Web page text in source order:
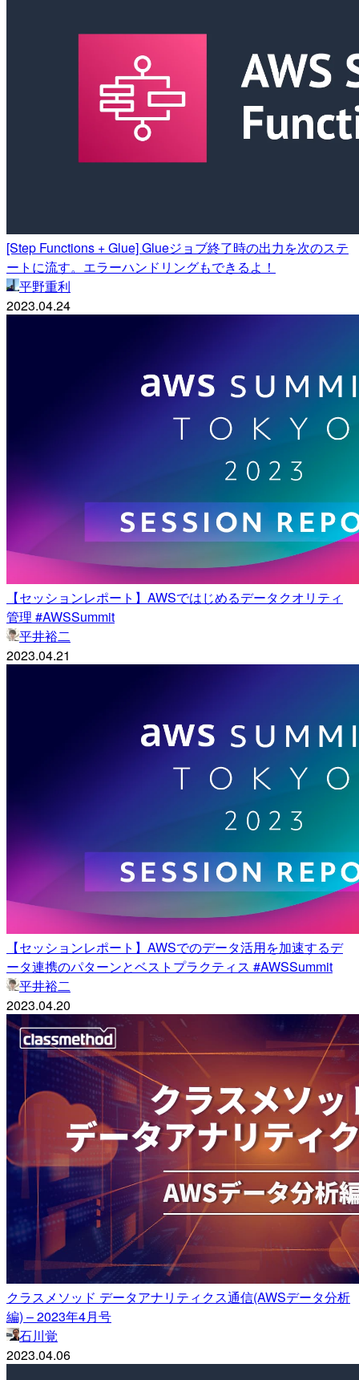
[Step Functions + Glue] Glueジョブ終了時の出力を次のステ
ートに流す。エラーハンドリングもできるよ！
平野重利
2023.04.24
【セッションレポート】AWSではじめるデータクオリティ
管理 #AWSSummit
平井裕二
2023.04.21
【セッションレポート】AWSでのデータ活用を加速するデ
ータ連携のパターンとベストプラクティス #AWSSummit
平井裕二
2023.04.20
クラスメソッド データアナリティクス通信(AWSデータ分析
編) – 2023年4月号
石川覚
2023.04.06